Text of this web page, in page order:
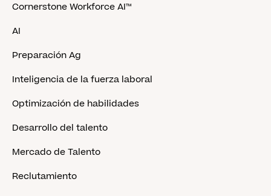
Cornerstone Workforce AI™
AI
Preparación Ag
Inteligencia de la fuerza laboral
Optimización de habilidades
Desarrollo del talento
Mercado de Talento
Reclutamiento